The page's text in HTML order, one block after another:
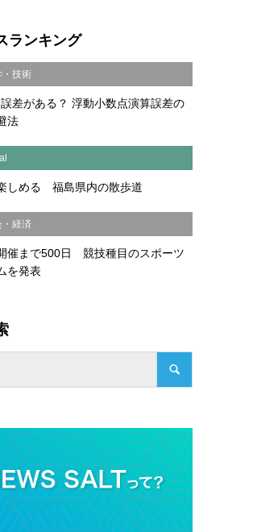
ランキング
・技術
差がある？ 浮動小数点演算誤差の
法
しめる 福島県内の散歩道
・経済
催まで500日 競技種目のスポーツ
を発表